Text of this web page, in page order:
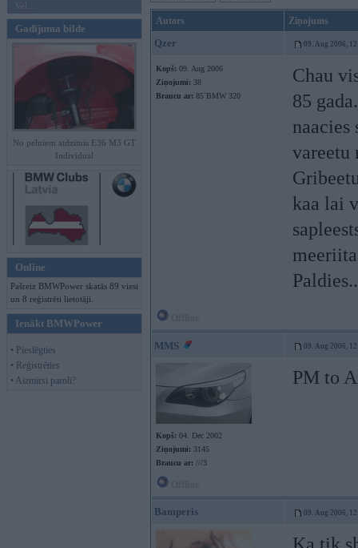
Vel...
Gadījuma bilde
No pelniem atdzimis E36 M3 GT
Individual
Online
Pašreiz BMWPower skatās 89 viesi
un 8 reģistrēti lietotāji.
Ienākt BMWPower
• Pieslēgties
• Reģistrēties
• Aizmirsi paroli?
Autors Ziņojums
Qzer 09. Aug 2006,
Kopš: 09. Aug 2006
Ziņojumi: 38
Braucu ar: 85`BMW 320
Chau
85
naacies
vareetu
kaa lai
MMS 09. Aug 2006,
Kopš: 04. Dec 2002
Ziņojumi: 3145
Braucu ar: ///3
PM to
Bamperis 09. Aug 2006,